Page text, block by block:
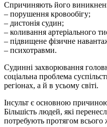
Спричиняють його
– порушення кровообігу;
– дистонія судин;
– коливання артеріального
– підвищене фізичне
– психотравми.
Судинні захворювання
соціальна проблема
регіонах, а й в усьому світі.
Інсульт є основною причиною
Більшість людей, які
потребують протягом всього